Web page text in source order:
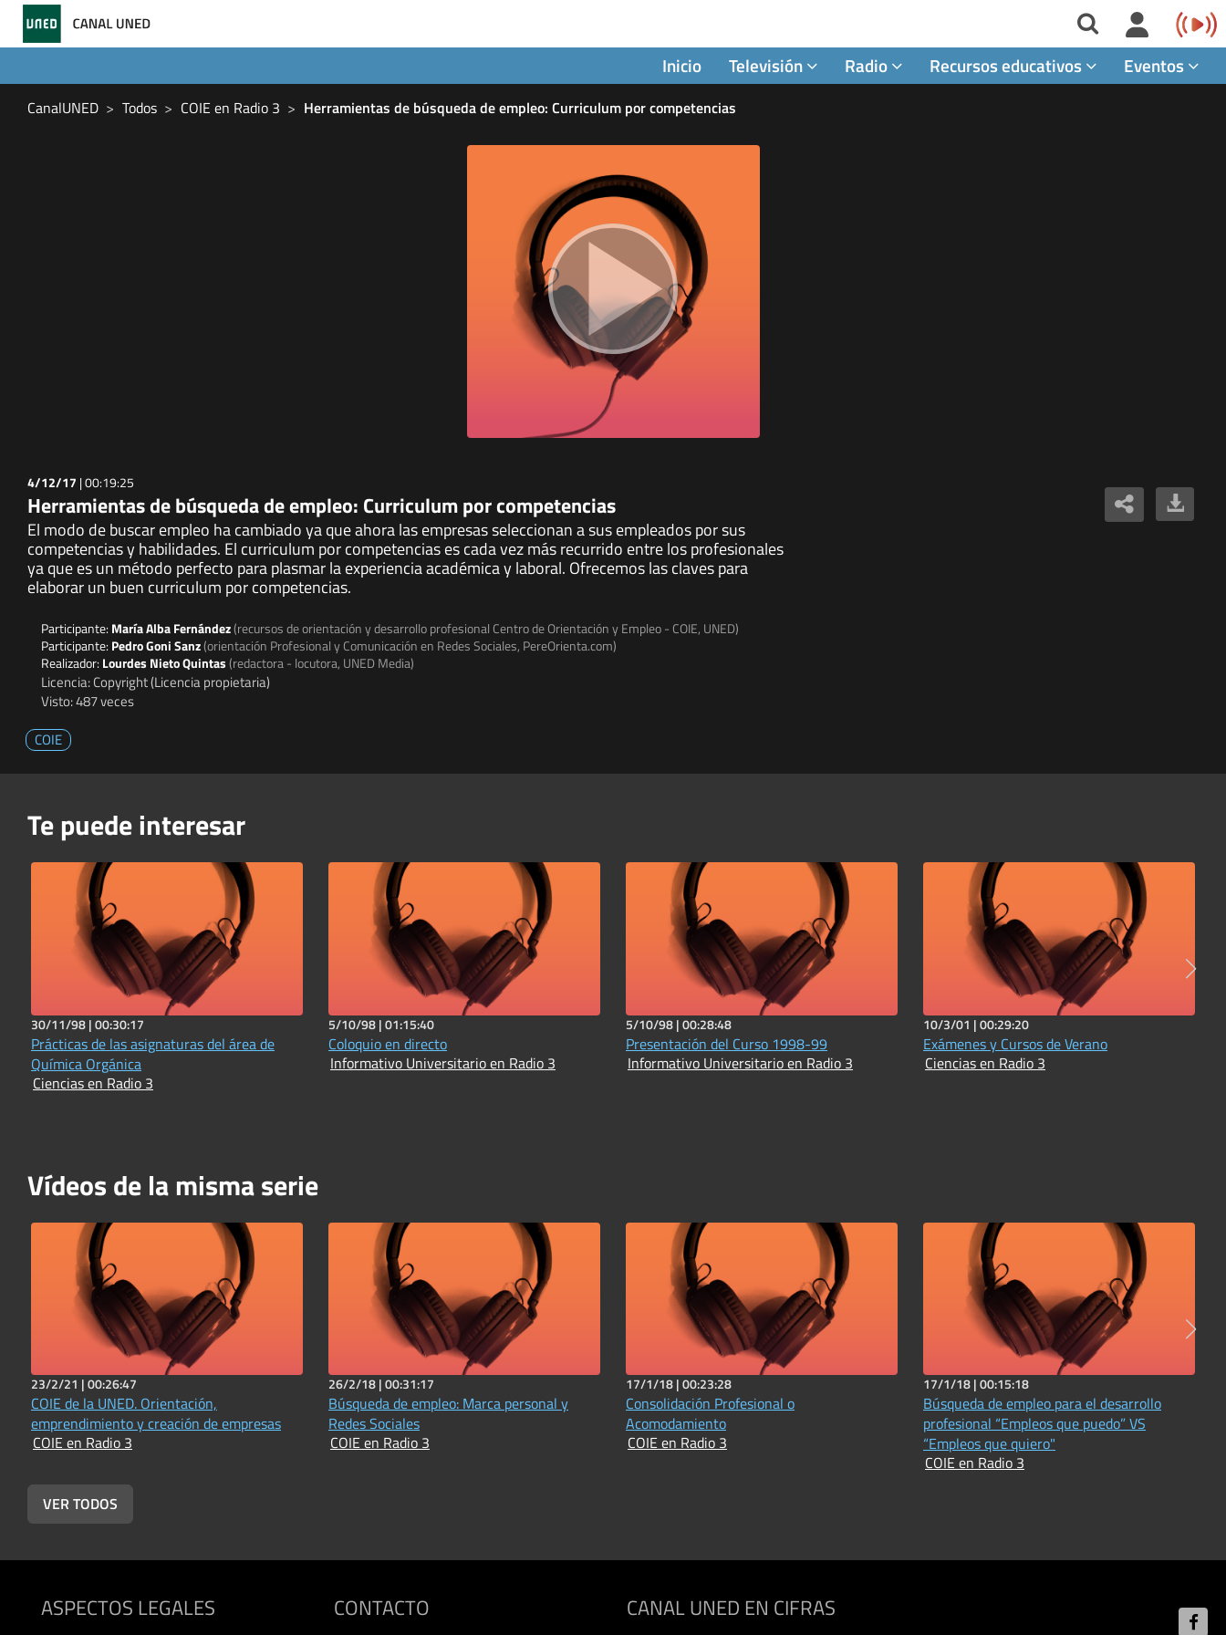
Inicio Televisión Radio Recursos educativos Eventos
CanalUNED Todos COIE en Radio 3 Herramientas de búsqueda de empleo: Curriculum por competencias
4/12/17 |00:19:25
Herramientas de búsqueda de empleo: Curriculum por competencias
El modo de buscar empleo ha cambiado ya que ahora las empresas seleccionan a sus empleados por sus
competencias y habilidades. El curriculum por competencias es cada vez más recurrido entre los profesionales
ya que es un método perfecto para plasmar la experiencia académica y laboral. Ofrecemos las claves para
elaborar un buen curriculum por competencias.
Participante: María Alba Fernández(recursos de orientación y desarrollo profesional Centro de Orientación y Empleo - COIE, UNED)
Participante: Pedro Goni Sanz(orientación Profesional y Comunicación en Redes Sociales, PereOrienta.com)
Realizador: Lourdes Nieto Quintas(redactora - locutora, UNED Media)
Licencia: Copyright (Licencia propietaria)
Visto: 487 veces
COIE
Te puede interesar
30/11/98 |00:30:17
Prácticas de las asignaturas del área de
Química Orgánica
Ciencias en Radio 3
5/10/98 |01:15:40
Coloquio en directo
Informativo Universitario en Radio 3
5/10/98 |00:28:48
Presentación del Curso 1998-99
Informativo Universitario en Radio 3
10/3/01 |00:29:20
Exámenes y Cursos de Verano
Ciencias en Radio 3
Vídeos de la misma serie
23/2/21 |00:26:47
COIE de la UNED. Orientación,
emprendimiento y creación de empresas
COIE en Radio 3
26/2/18 |00:31:17
Búsqueda de empleo: Marca personal y
Redes Sociales
COIE en Radio 3
17/1/18 |00:23:28
Consolidación Profesional o
Acomodamiento
COIE en Radio 3
17/1/18 |00:15:18
Búsqueda de empleo para el desarrollo
profesional “Empleos que puedo” VS
“Empleos que quiero"
COIE en Radio 3
VER TODOS
ASPECTOS LEGALES CONTACTO CANAL UNED EN CIFRAS